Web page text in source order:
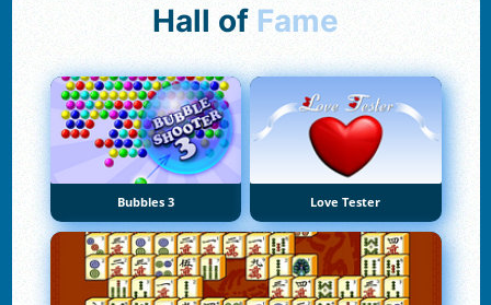
Hall of Fame
Bubbles 3 Love Tester